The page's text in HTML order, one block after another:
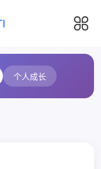
个人成长